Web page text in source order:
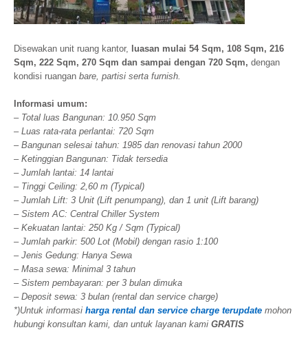
Disewakan unit ruang kantor, luasan mulai 54 Sqm, 108 Sqm, 216
Sqm, 222 Sqm, 270 Sqm dan sampai dengan 720 Sqm, dengan
kondisi ruangan bare, partisi serta furnish.
Informasi umum:
– Total luas Bangunan: 10.950 Sqm
– Luas rata-rata perlantai: 720 Sqm
– Bangunan selesai tahun: 1985 dan renovasi tahun 2000
– Ketinggian Bangunan: Tidak tersedia
– Jumlah lantai: 14 lantai
– Tinggi Ceiling: 2,60 m (Typical)
– Jumlah Lift: 3 Unit (Lift penumpang), dan 1 unit (Lift barang)
– Sistem AC: Central Chiller System
– Kekuatan lantai: 250 Kg / Sqm (Typical)
– Jumlah parkir: 500 Lot (Mobil) dengan rasio 1:100
– Jenis Gedung: Hanya Sewa
– Masa sewa: Minimal 3 tahun
– Sistem pembayaran: per 3 bulan dimuka
– Deposit sewa: 3 bulan (rental dan service charge)
*)Untuk informasi harga rental dan service charge terupdate mohon
hubungi konsultan kami, dan untuk layanan kami GRATIS